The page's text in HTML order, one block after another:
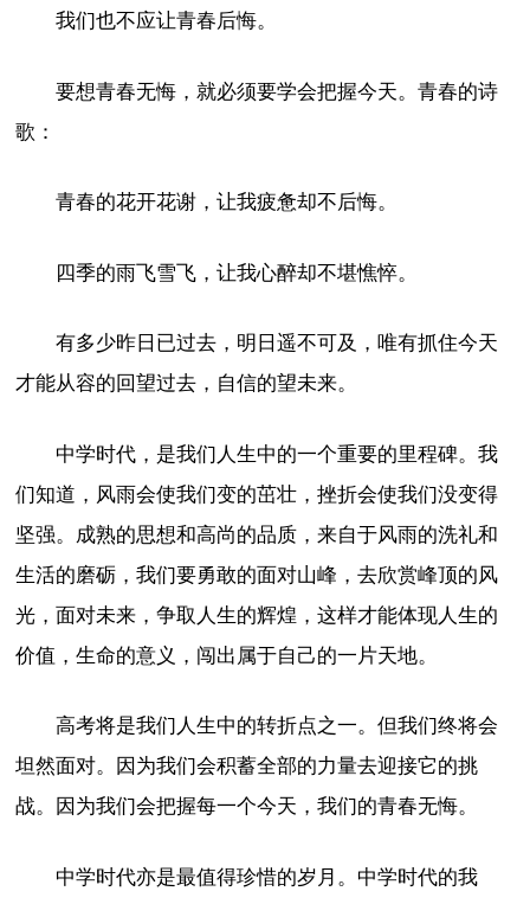
我们也不应让青春后悔。
要想青春无悔，就必须要学会把握今天。青春的诗
歌：
青春的花开花谢，让我疲惫却不后悔。
四季的雨飞雪飞，让我心醉却不堪憔悴。
有多少昨日已过去，明日遥不可及，唯有抓住今天
才能从容的回望过去，自信的望未来。
中学时代，是我们人生中的一个重要的里程碑。我
们知道，风雨会使我们变的茁壮，挫折会使我们没变得
坚强。成熟的思想和高尚的品质，来自于风雨的洗礼和
生活的磨砺，我们要勇敢的面对山峰，去欣赏峰顶的风
光，面对未来，争取人生的辉煌，这样才能体现人生的
价值，生命的意义，闯出属于自己的一片天地。
高考将是我们人生中的转折点之一。但我们终将会
坦然面对。因为我们会积蓄全部的力量去迎接它的挑
战。因为我们会把握每一个今天，我们的青春无悔。
中学时代亦是最值得珍惜的岁月。中学时代的我